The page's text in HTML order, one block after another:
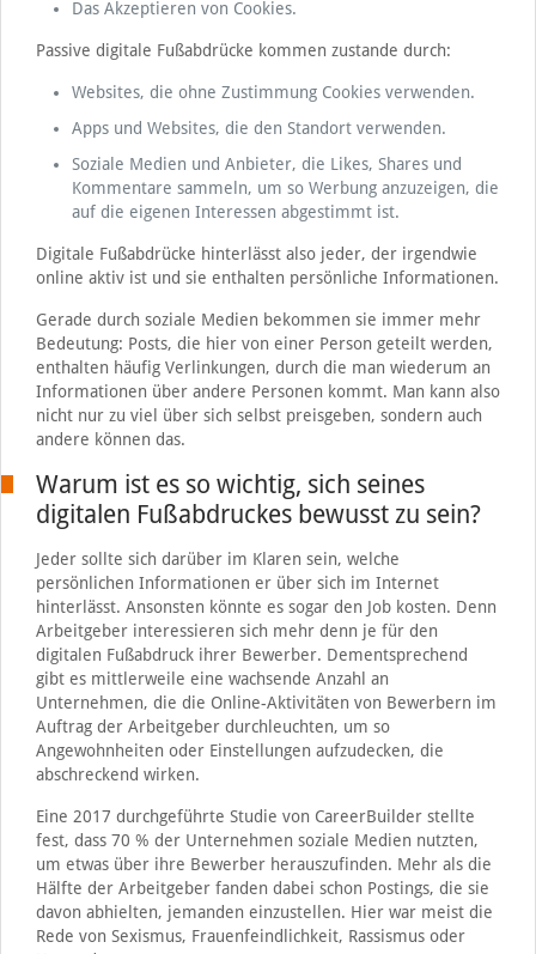
Das Akzeptieren von Cookies.
Passive digitale Fußabdrücke kommen zustande durch:
Websites, die ohne Zustimmung Cookies verwenden.
Apps und Websites, die den Standort verwenden.
Soziale Medien und Anbieter, die Likes, Shares und
Kommentare sammeln, um so Werbung anzuzeigen, die
auf die eigenen Interessen abgestimmt ist.
Digitale Fußabdrücke hinterlässt also jeder, der irgendwie
online aktiv ist und sie enthalten persönliche Informationen.
Gerade durch soziale Medien bekommen sie immer mehr
Bedeutung: Posts, die hier von einer Person geteilt werden,
enthalten häufig Verlinkungen, durch die man wiederum an
Informationen über andere Personen kommt. Man kann also
nicht nur zu viel über sich selbst preisgeben, sondern auch
andere können das.
Warum ist es so wichtig, sich seines
digitalen Fußabdruckes bewusst zu sein?
Jeder sollte sich darüber im Klaren sein, welche
persönlichen Informationen er über sich im Internet
hinterlässt. Ansonsten könnte es sogar den Job kosten. Denn
Arbeitgeber interessieren sich mehr denn je für den
digitalen Fußabdruck ihrer Bewerber. Dementsprechend
gibt es mittlerweile eine wachsende Anzahl an
Unternehmen, die die Online-Aktivitäten von Bewerbern im
Auftrag der Arbeitgeber durchleuchten, um so
Angewohnheiten oder Einstellungen aufzudecken, die
abschreckend wirken.
Eine 2017 durchgeführte Studie von CareerBuilder stellte
fest, dass 70 % der Unternehmen soziale Medien nutzten,
um etwas über ihre Bewerber herauszufinden. Mehr als die
Hälfte der Arbeitgeber fanden dabei schon Postings, die sie
davon abhielten, jemanden einzustellen. Hier war meist die
Rede von Sexismus, Frauenfeindlichkeit, Rassismus oder